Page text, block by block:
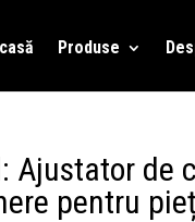
Produse
Ajustator de
pentru